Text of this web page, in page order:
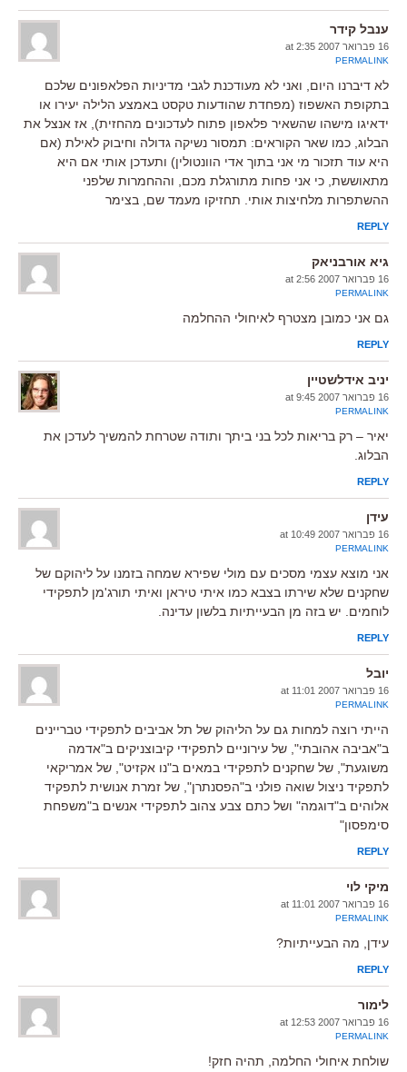
ענבל קידר
16 פברואר 2007 at 2:35
PERMALINK
לא דיברנו היום, ואני לא מעודכנת לגבי מדיניות הפלאפונים שלכם
בתקופת האשפוז (מפחדת שהודעות טקסט באמצע הלילה יעירו או
ידאיגו מישהו שהשאיר פלאפון פתוח לעדכונים מהחזית), אז אנצל את
הבלוג, כמו שאר הקוראים: תמסור נשיקה גדולה וחיבוק לאילת (אם
היא עוד תזכור מי אני בתוך אדי הוונטולין) ותעדכן אותי אם היא
מתאוששת, כי אני פחות מתורגלת מכם, וההחמרות שלפני
ההשתפרות מלחיצות אותי. תחזיקו מעמד שם, בצימר
REPLY
גיא אורבניאק
16 פברואר 2007 at 2:56
PERMALINK
גם אני כמובן מצטרף לאיחולי ההחלמה
REPLY
יניב אידלשטיין
16 פברואר 2007 at 9:45
PERMALINK
יאיר – רק בריאות לכל בני ביתך ותודה שטרחת להמשיך לעדכן את
הבלוג.
REPLY
עידן
16 פברואר 2007 at 10:49
PERMALINK
אני מוצא עצמי מסכים עם מולי שפירא שמחה בזמנו על ליהוקם של
שחקנים שלא שירתו בצבא כמו איתי טיראן ואיתי תורג'מן לתפקידי
לוחמים. יש בזה מן הבעייתיות בלשון עדינה.
REPLY
יובל
16 פברואר 2007 at 11:01
PERMALINK
הייתי רוצה למחות גם על הליהוק של תל אביבים לתפקידי טבריינים
ב"אביבה אהובתי", של עירוניים לתפקידי קיבוצניקים ב"אדמה
משוגעת", של שחקנים לתפקידי במאים ב"נו אקזיט", של אמריקאי
לתפקיד ניצול שואה פולני ב"הפסנתרן", של זמרת אנושית לתפקיד
אלוהים ב"דוגמה" ושל כתם צבע צהוב לתפקידי אנשים ב"משפחת
סימפסון"
REPLY
מיקי לוי
16 פברואר 2007 at 11:01
PERMALINK
עידן, מה הבעייתיות?
REPLY
לימור
16 פברואר 2007 at 12:53
PERMALINK
שולחת איחולי החלמה, תהיה חזק!